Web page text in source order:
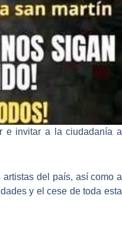
e invitar a la ciudadanía a
artistas del país, así como a
y el cese de toda esta